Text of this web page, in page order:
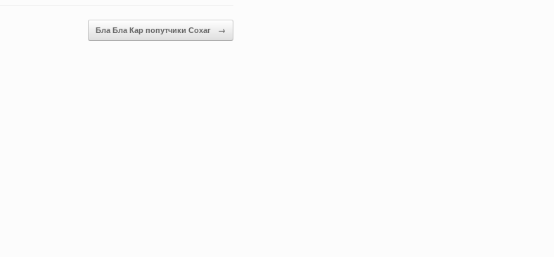
Бла Бла Кар попутчики Сохаг →